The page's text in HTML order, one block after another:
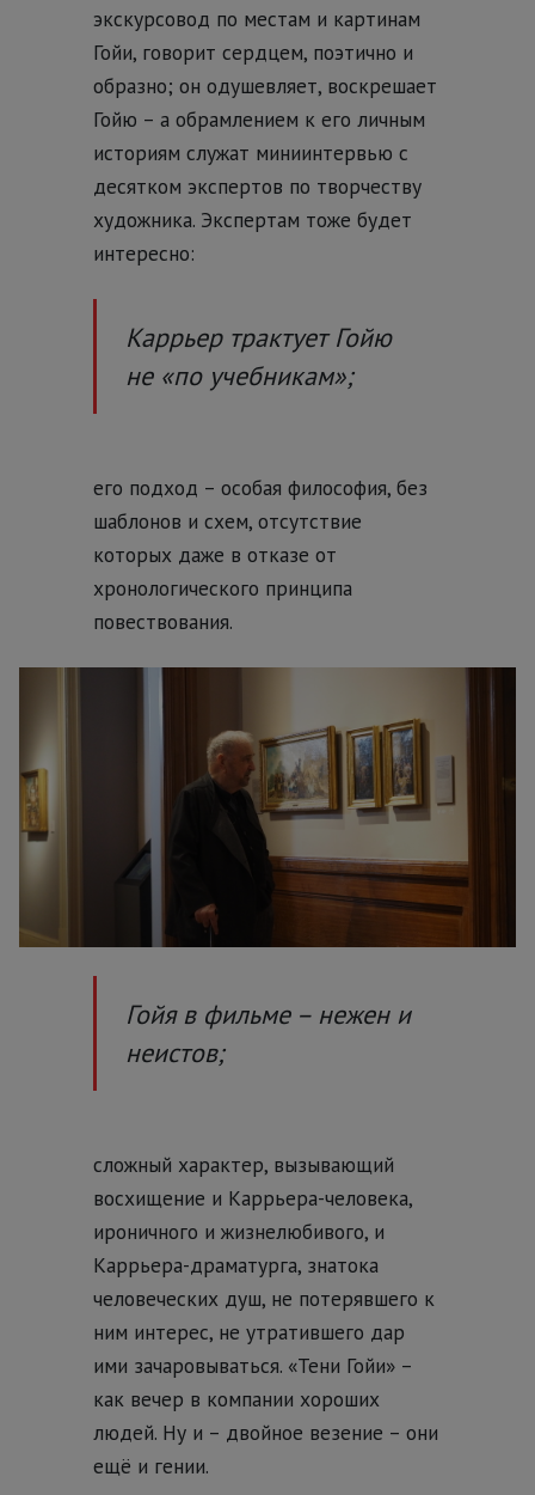
экскурсовод по местам и картинам
Гойи, говорит сердцем, поэтично и
образно; он одушевляет, воскрешает
Гойю – а обрамлением к его личным
историям служат миниинтервью с
десятком экспертов по творчеству
художника. Экспертам тоже будет
интересно:
Каррьер трактует Гойю
не «по учебникам»;
его подход – особая философия, без
шаблонов и схем, отсутствие
которых даже в отказе от
хронологического принципа
повествования.
Гойя в фильме – нежен и
неистов;
сложный характер, вызывающий
восхищение и Каррьера-человека,
ироничного и жизнелюбивого, и
Каррьера-драматурга, знатока
человеческих душ, не потерявшего к
ним интерес, не утратившего дар
ими зачаровываться. «Тени Гойи» –
как вечер в компании хороших
людей. Ну и – двойное везение – они
ещё и гении.